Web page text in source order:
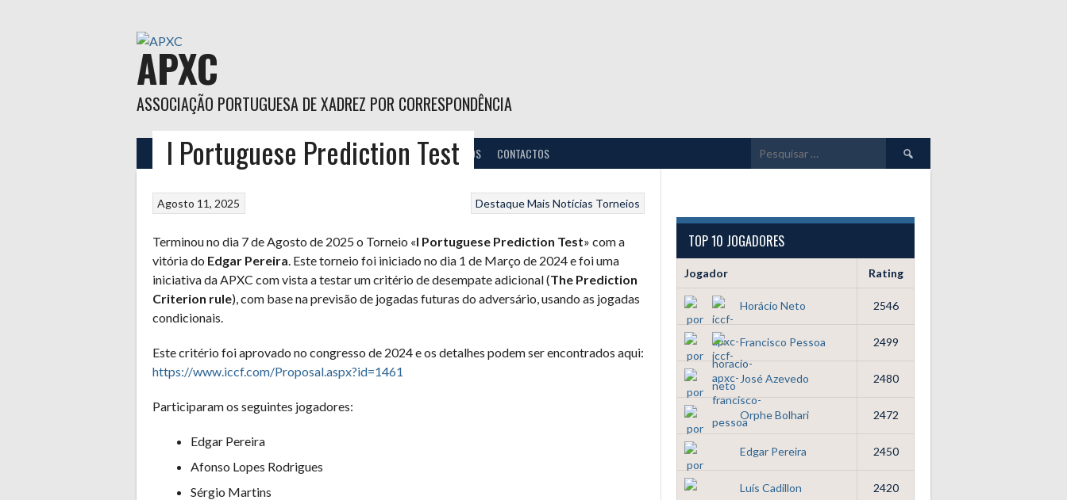
APXC
ASSOCIAÇÃO PORTUGUESA DE XADREZ POR CORRESPONDÊNCIA
APXC INSCRIÇÕES JOGADORES NOTÍCIAS DOCUMENTOS CONTACTOS
Pesquisar
por:
I Portuguese Prediction Test
DestaqueMais Notícias Torneios
Agosto 11, 2025
Terminou no dia 7 de Agosto de 2025 o Torneio «I Portuguese Prediction Test» com a
vitória do Edgar Pereira . Este torneio foi iniciado no dia 1 de Março de 2024 e foi uma
iniciativa da APXC com vista a testar um critério de desempate adicional (The Prediction
Criterion rule), com base na previsão de jogadas futuras do adversário, usando as jogadas
condicionais.
Este critério foi aprovado no congresso de 2024 e os detalhes podem ser encontrados aqui:
https://www.iccf.com/Proposal.aspx?id=1461
Participaram os seguintes jogadores:
Edgar Pereira
Afonso Lopes Rodrigues
Sérgio Martins
TOP 10 JOGADORES
Jogador Rating
Horácio Neto 2546
Francisco Pessoa 2499
José Azevedo 2480
Orphe Bolhari 2472
Edgar Pereira 2450
Luís Cadillon 2420